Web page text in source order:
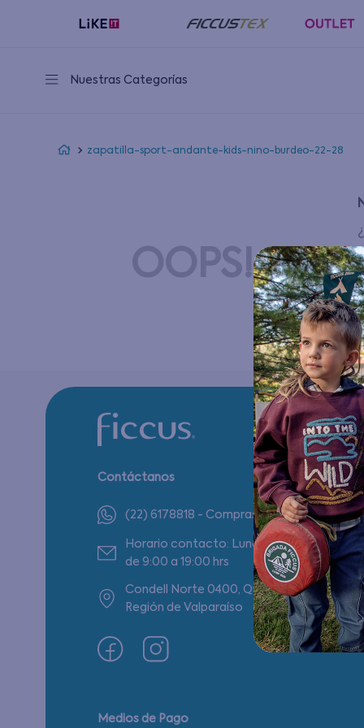
Nuestras Categorías
zapatilla-sport-andante-kids-nino-burdeo-22-28
OOPS!
Contáctanos
(22) 6178818 - Compras Internet
Horario contacto: Lunes a Viernes
de 9:00 a 19:00 hrs
Condell Norte 0400, Quilpué,
Región de Valparaíso
Medios de Pago